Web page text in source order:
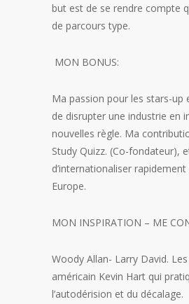
but est de se rendre compte
de parcours type.
MON BONUS:
Ma passion pour les stars-up
de disrupter une industrie en
nouvelles règle. Ma
Study Quizz. (Co-fondateur),
d’internationaliser
Europe.
MON INSPIRATION – ME
Woody Allan- Larry David.
américain Kevin Hart qui
l’autodérision et du décalage.